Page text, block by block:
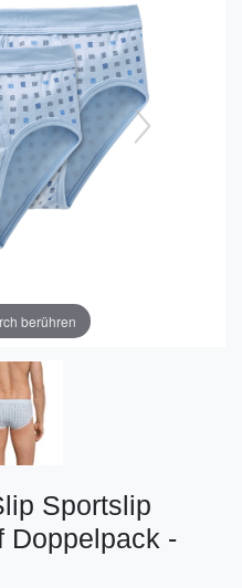
berühren
Sportslip
Doppelpack -